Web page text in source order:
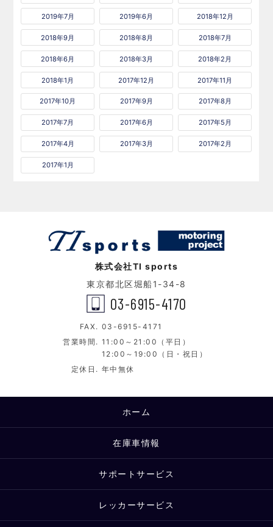
2019年7月 2019年6月 2018年12月
2018年9月 2018年8月 2018年7月
2018年6月 2018年3月 2018年2月
2018年1月 2017年12月 2017年11月
2017年10月 2017年9月 2017年8月
2017年7月 2017年6月 2017年5月
2017年4月 2017年3月 2017年2月
2017年1月
株式会社TI sports
東京都北区堀船1-34-8
03-6915-4170
FAX. 03-6915-4171
営業時間. 11:00～21:00（平日）
12:00～19:00（日・祝日）
定休日. 年中無休
ホーム
在庫車情報
サポートサービス
レッカーサービス